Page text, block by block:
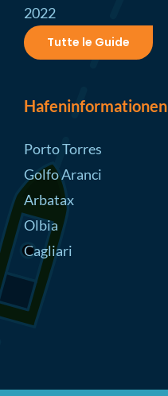
2022
Tutte le Guide
Hafeninformationen
Porto Torres
Golfo Aranci
Arbatax
Olbia
Cagliari